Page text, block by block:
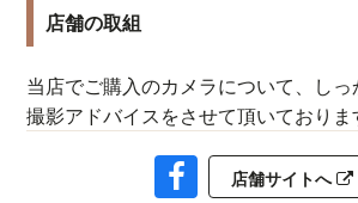
店舗の取組
当店でご購入のカメラについて、しっ
撮影アドバイスをさせて頂いておりま
店舗サイトへ